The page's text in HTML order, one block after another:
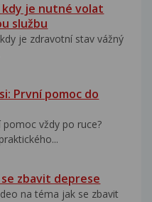
kdy je nutné volat
službu
je zdravotní stav vážný
První pomoc do
pomoc vždy po ruce?
se zbavit deprese
na téma jak se zbavit